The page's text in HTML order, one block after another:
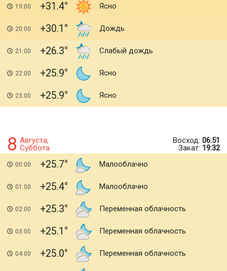
19:00 +31.4 Ясно
20:00 +30.1 Дождь
21:00 +26.3 Слабый дождь
22:00 +25.9 Ясно
23:00 +25.9 Ясно
8 Августа,
Суббота
Восход: 06:51
Закат: 19:32
00:00 +25.7 Малооблачно
01:00 +25.4 Малооблачно
02:00 +25.3 Переменная облачность
03:00 +25.1 Переменная облачность
04:00 +25.0 Переменная облачность